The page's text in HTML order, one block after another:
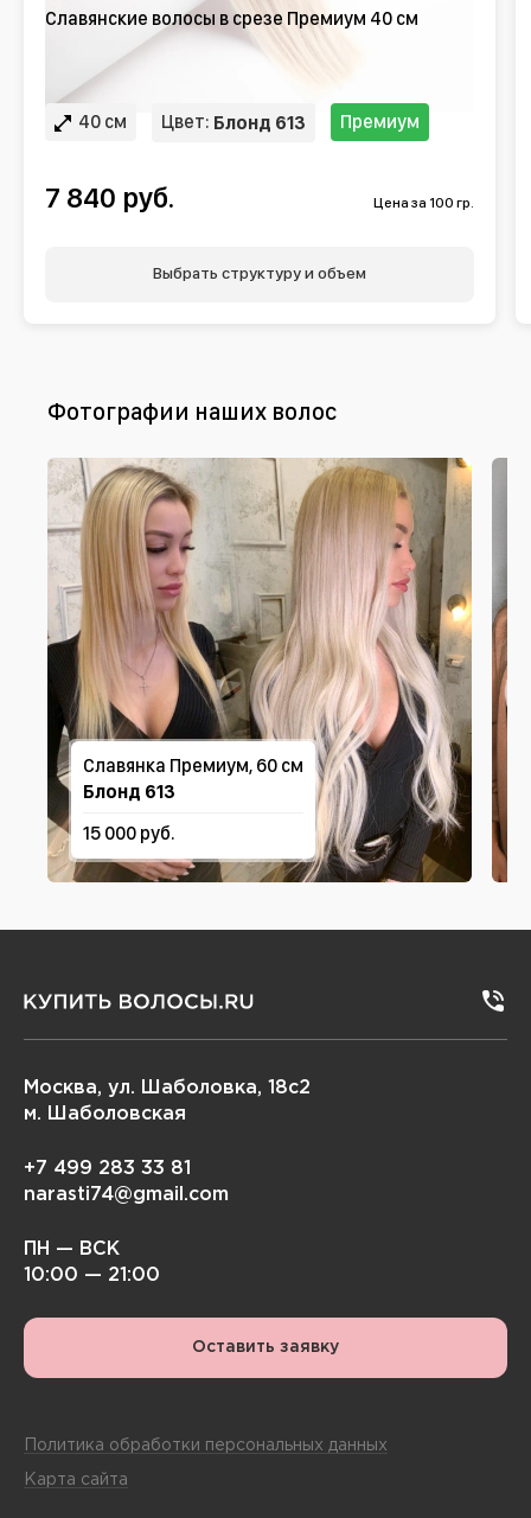
Славянские волосы в срезе Премиум 40 см
40 см Цвет: Блонд 613 Премиум
7 840 руб. Цена за 100 гр.
Выбрать структуру и объем
Фотографии наших волос
Славянка Премиум, 60 см
Блонд 613
15 000 руб.
Москва, ул. Шаболовка, 18с2
м. Шаболовская
+7 499 283 33 81
narasti74@gmail.com
ПН — ВСК
10:00 — 21:00
Оставить заявку
Политика обработки персональных данных
Карта сайта